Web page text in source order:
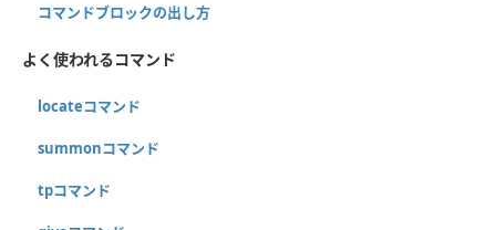
コマンドブロックの出し方
よく使われるコマンド
locateコマンド
summonコマンド
tpコマンド